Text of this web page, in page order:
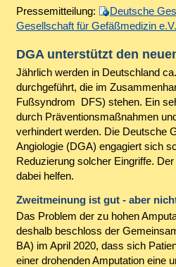
Pressemitteilung:
Deutsche
Gesellschaft für Gefäßmedizin e.V.
DGA unterstützt den
Jährlich werden in Deutschland
durchgeführt, die im
Fußsyndrom DFS) stehen. Ein
durch Präventionsmaßnahmen
verhindert werden. Die Deutsche
Angiologie (DGA) engagiert sich
Reduzierung solcher Eingriffe.
dabei helfen.
Zweitmeinung ist gut - aber
Das Problem der zu hohen
deshalb beschloss der
BA) im April 2020, dass sich
einer drohenden Amputation eine